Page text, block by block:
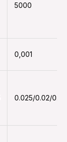
5000
0,001
0.025/0.02/